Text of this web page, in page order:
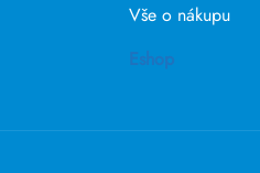
Vše o nákupu
Eshop